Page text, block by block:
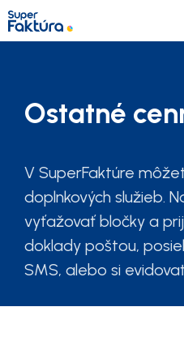
Funkcie
Cenník
O nás
Tím a náš príbeh
Ostatné
V SuperFaktúre
doplnkových služieb.
vyťažovať bločky a
doklady poštou,
SMS, alebo si